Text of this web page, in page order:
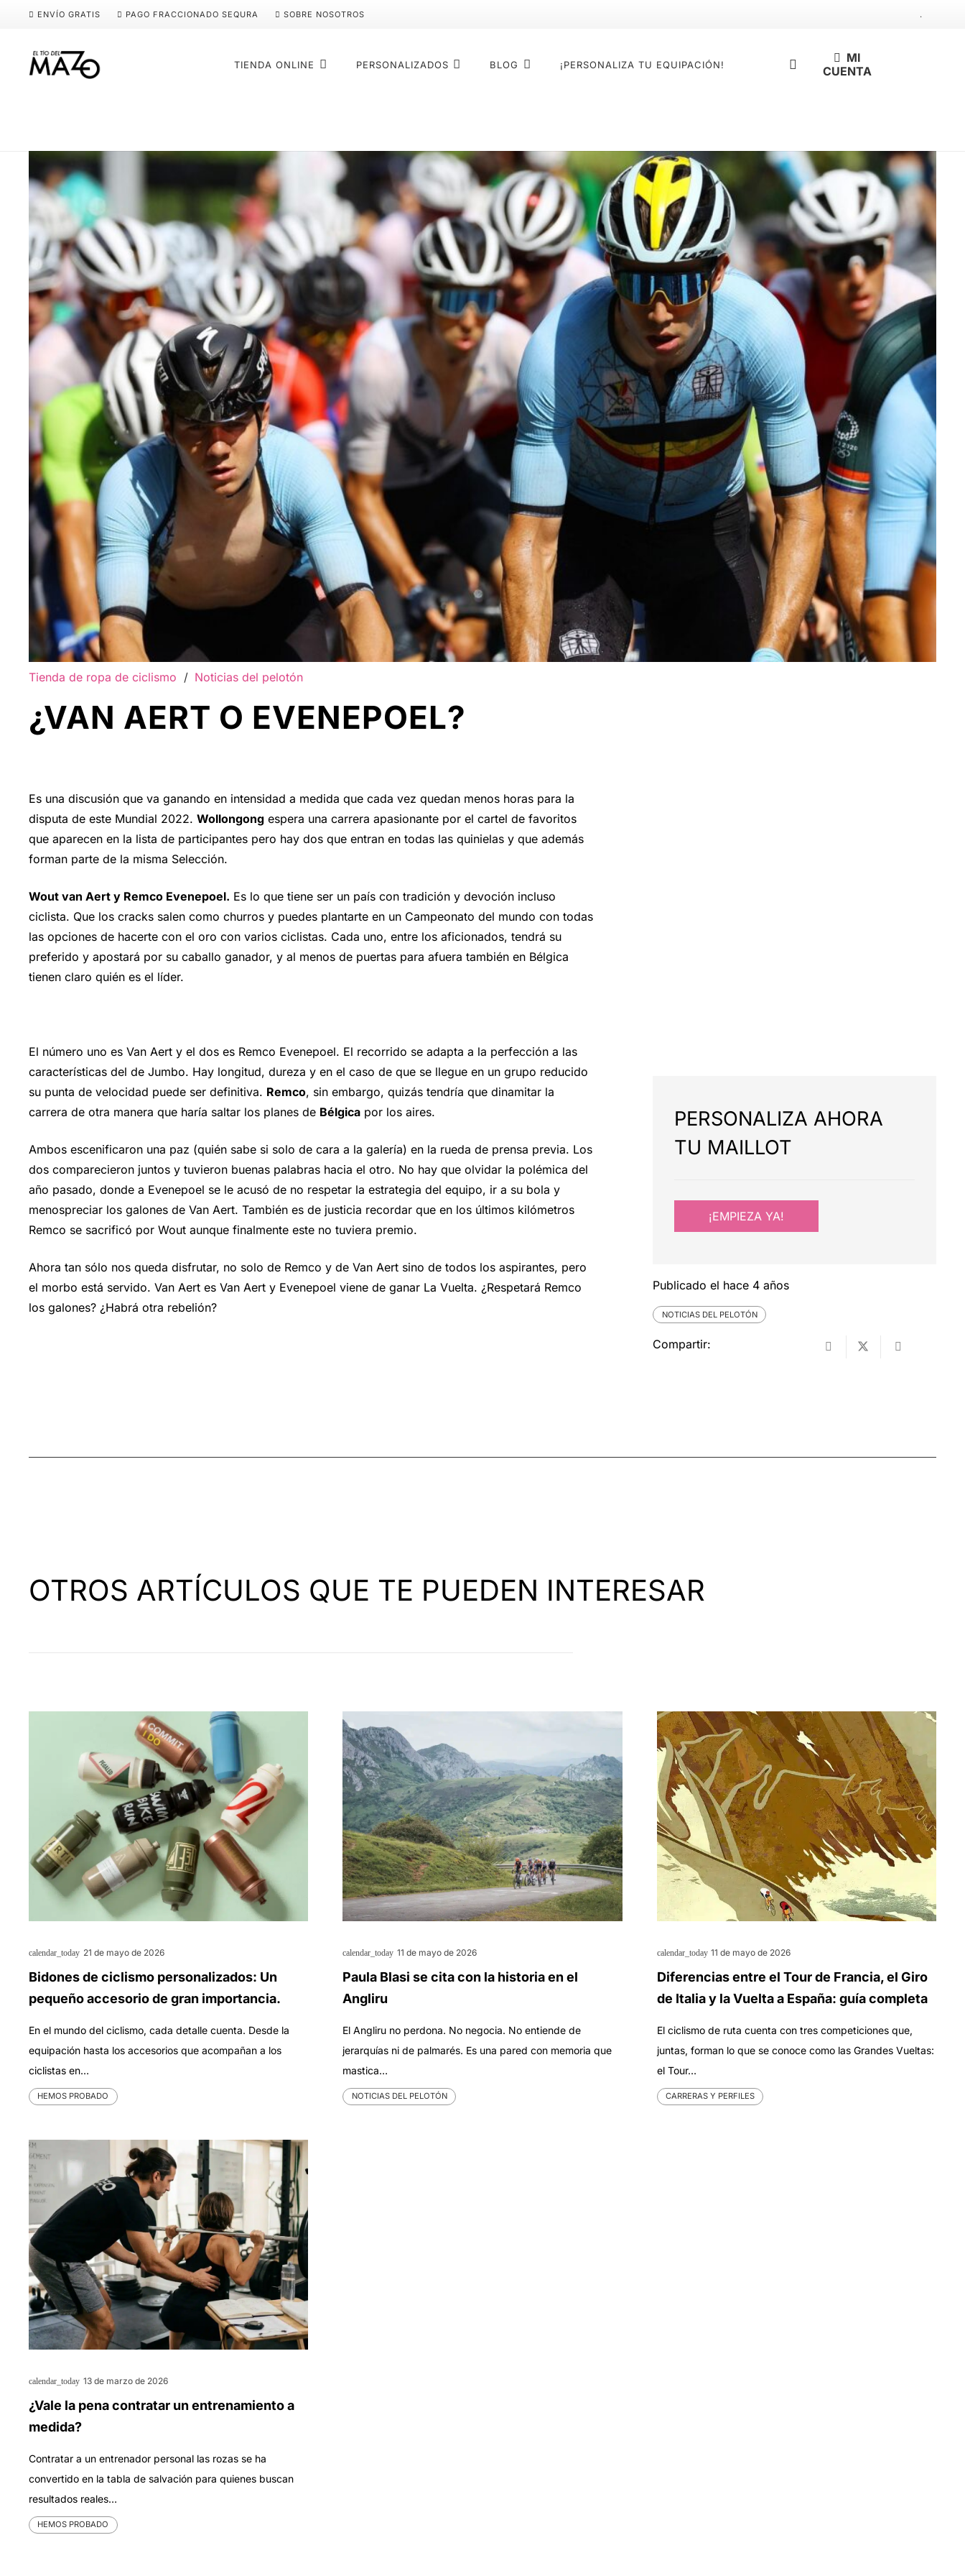
ENVÍO GRATIS PAGO FRACCIONADO SEQURA SOBRE NOSOTROS .
TIENDA ONLINE PERSONALIZADOS BLOG ¡PERSONALIZA TU EQUIPACIÓN!
MI
CUENTA
Tienda de ropa de ciclismo / Noticias del pelotón
¿VAN AERT O EVENEPOEL?
Es una discusión que va ganando en intensidad a medida que cada vez quedan menos horas para la
disputa de este Mundial 2022. Wollongong espera una carrera apasionante por el cartel de favoritos
que aparecen en la lista de participantes pero hay dos que entran en todas las quinielas y que además
forman parte de la misma Selección.
Wout van Aert y Remco Evenepoel. Es lo que tiene ser un país con tradición y devoción incluso
ciclista. Que los cracks salen como churros y puedes plantarte en un Campeonato del mundo con todas
las opciones de hacerte con el oro con varios ciclistas. Cada uno, entre los aficionados, tendrá su
preferido y apostará por su caballo ganador, y al menos de puertas para afuera también en Bélgica
tienen claro quién es el líder.
El número uno es Van Aert y el dos es Remco Evenepoel. El recorrido se adapta a la perfección a las
características del de Jumbo. Hay longitud, dureza y en el caso de que se llegue en un grupo reducido
su punta de velocidad puede ser definitiva. Remco, sin embargo, quizás tendría que dinamitar la
carrera de otra manera que haría saltar los planes de Bélgica por los aires.
Ambos escenificaron una paz (quién sabe si solo de cara a la galería) en la rueda de prensa previa. Los
dos comparecieron juntos y tuvieron buenas palabras hacia el otro. No hay que olvidar la polémica del
año pasado, donde a Evenepoel se le acusó de no respetar la estrategia del equipo, ir a su bola y
menospreciar los galones de Van Aert. También es de justicia recordar que en los últimos kilómetros
Remco se sacrificó por Wout aunque finalmente este no tuviera premio.
Ahora tan sólo nos queda disfrutar, no solo de Remco y de Van Aert sino de todos los aspirantes, pero
el morbo está servido. Van Aert es Van Aert y Evenepoel viene de ganar La Vuelta. ¿Respetará Remco
los galones? ¿Habrá otra rebelión?
PERSONALIZA AHORA
TU MAILLOT
¡EMPIEZA YA!
Publicado el hace 4 años
NOTICIAS DEL PELOTÓN
Compartir:
OTROS ARTÍCULOS QUE TE PUEDEN INTERESAR
calendar_today 21 de mayo de 2026
Bidones de ciclismo personalizados: Un
pequeño accesorio de gran importancia.
En el mundo del ciclismo, cada detalle cuenta. Desde la
equipación hasta los accesorios que acompañan a los
ciclistas en…
HEMOS PROBADO
calendar_today 11 de mayo de 2026
Paula Blasi se cita con la historia en el
Angliru
El Angliru no perdona. No negocia. No entiende de
jerarquías ni de palmarés. Es una pared con memoria que
mastica…
NOTICIAS DEL PELOTÓN
calendar_today 11 de mayo de 2026
Diferencias entre el Tour de Francia, el Giro
de Italia y la Vuelta a España: guía completa
El ciclismo de ruta cuenta con tres competiciones que,
juntas, forman lo que se conoce como las Grandes Vueltas:
el Tour…
CARRERAS Y PERFILES
calendar_today 13 de marzo de 2026
¿Vale la pena contratar un entrenamiento a
medida?
Contratar a un entrenador personal las rozas se ha
convertido en la tabla de salvación para quienes buscan
resultados reales…
HEMOS PROBADO